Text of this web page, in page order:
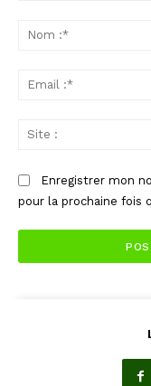
Enregistrer mon
pour la prochaine fois